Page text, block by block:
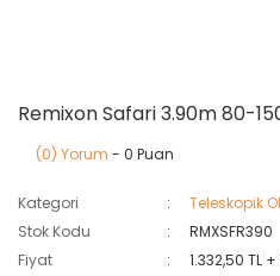
Remixon Safari 3.90m 80-
(0) Yorum - 0 Puan
Kategori
Teleskopik
Stok Kodu
RMXSFR390
Fiyat
1.332,50 TL +